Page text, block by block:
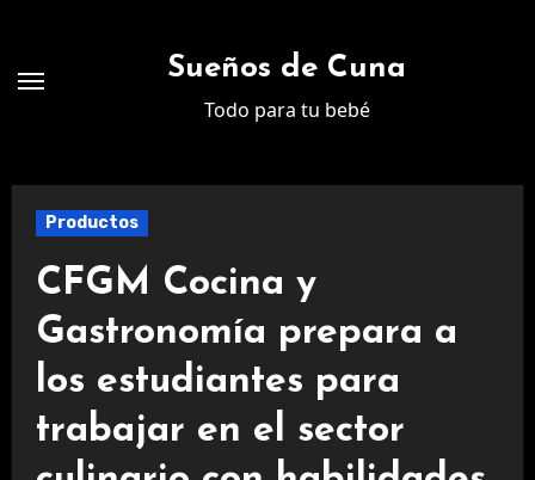
contenido
Sueños de Cuna
Todo para tu bebé
Productos
CFGM Cocina y
Gastronomía prepara a
los estudiantes para
trabajar en el sector